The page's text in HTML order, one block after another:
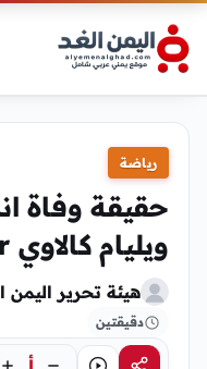
رياضة
حقيقة وفاة
ويليام كالاوي undertaker
هيئة تحرير اليمن
دقيقتين